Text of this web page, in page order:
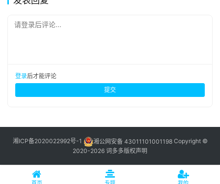
请登录后评论...
登录后才能评论
提交
湘ICP备2020022992号-1 湘公网安备 43011101001198Copyright ©
2020-2026 词多多版权声明